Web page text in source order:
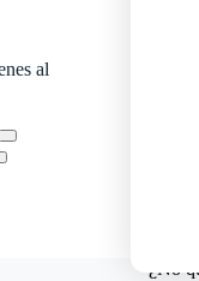
al
¿No